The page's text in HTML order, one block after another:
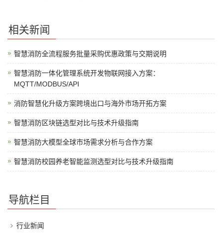
相关新闻
智慧消防全流程服务批量采购优惠政策与交期说明
智慧消防一体化管理系统开发物联网接入方案：
MQTT/MODBUS/API
消防智慧化升级方案跨境出口与海外市场开拓方案
智慧消防区块链选型对比与技术升级指南
智慧消防大模型全球市场需求分析与合作方案
智慧消防校园养老智能监测选型对比与技术升级指南
导航栏目
行业新闻